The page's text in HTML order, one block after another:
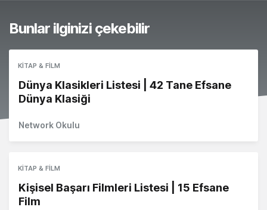
Bunlar ilginizi çekebilir
KITAP & FILM
Dünya Klasikleri Listesi | 42 Tane Efsane
Dünya Klasiği
Network Okulu
KITAP & FILM
Kişisel Başarı Filmleri Listesi | 15 Efsane
Film